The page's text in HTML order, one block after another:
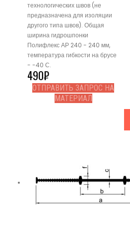
технологических швов (не
предназначена для изоляции
другого типа швов). Общая
ширина гидрошпонки
Полифлекс АР 240 - 240 мм,
температура гибкости на брусе
- -40 С.
490₽
ОТПРАВИТЬ ЗАПРОС НА
МАТЕРИАЛ